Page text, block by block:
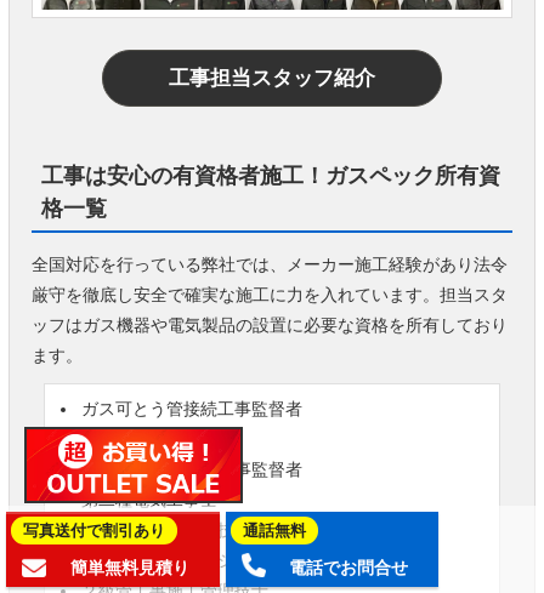
工事担当スタッフ紹介
工事は安心の有資格者施工！ガスペック所有資
格一覧
全国対応を行っている弊社では、メーカー施工経験があり法令
厳守を徹底し安全で確実な施工に力を入れています。担当スタ
ッフはガス機器や電気製品の設置に必要な資格を所有しており
ます。
ガス可とう管接続工事監督者
液化石油ガス設備士
ガス消費機器設置工事監督者
第二種電気工事士
給水装置工事主任技術者
ガス機器設置スペシャリスト
写真送付で割引あり
簡単無料見積り
通話無料
電話でお問合せ